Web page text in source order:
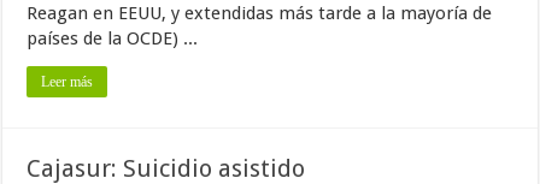
Reagan en EEUU, y extendidas más tarde a la mayoría de
países de la OCDE) ...
Leer más
Cajasur: Suicidio asistido